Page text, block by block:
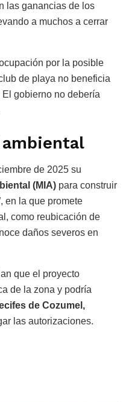
las ganancias de los
a muchos a cerrar
por la posible
de playa no beneficia
gobierno no debería
ambiental
de 2025 su
(MIA) para construir
en la que promete
como reubicación de
daños severos en
que el proyecto
de la zona y podría
de Cozumel,
las autorizaciones.